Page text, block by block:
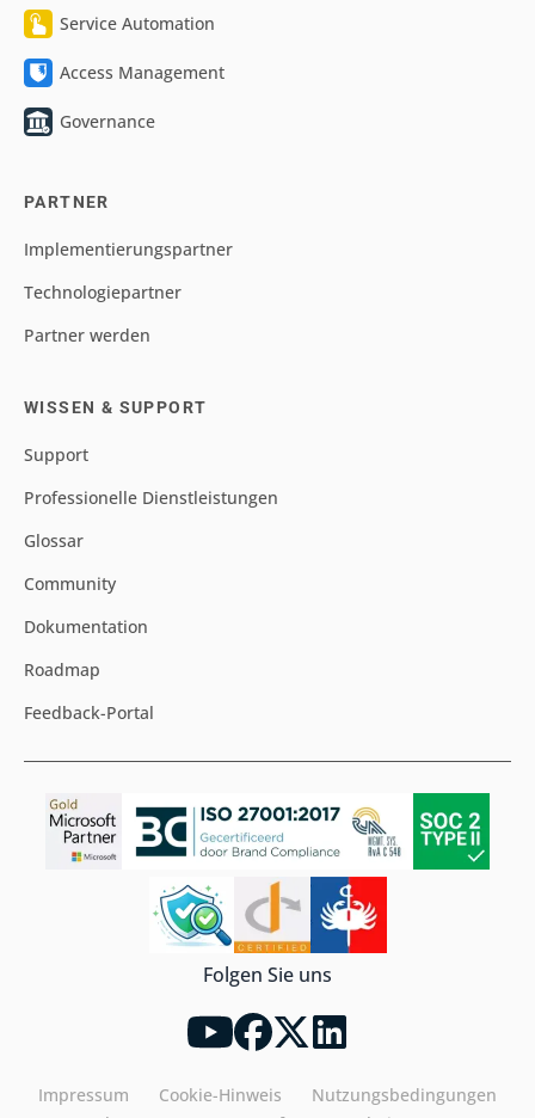
Service Automation
Access Management
Governance
PARTNER
Implementierungspartner
Technologiepartner
Partner werden
WISSEN & SUPPORT
Support
Professionelle Dienstleistungen
Glossar
Community
Dokumentation
Roadmap
Feedback-Portal
Folgen Sie uns
Impressum Cookie-Hinweis
Nutzungsbedingungen